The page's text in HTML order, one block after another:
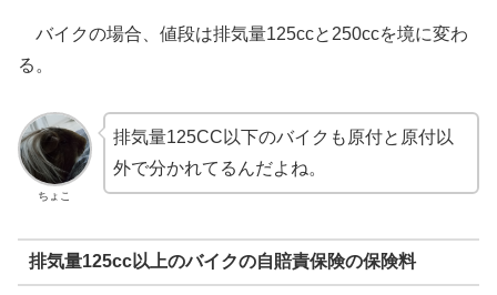
バイクの場合、値段は排気量125ccと250ccを境に変わ
る。
ちょこ
排気量125CC以下のバイクも原付と原付以
外で分かれてるんだよね。
排気量125cc以上のバイクの自賠責保険の保険料